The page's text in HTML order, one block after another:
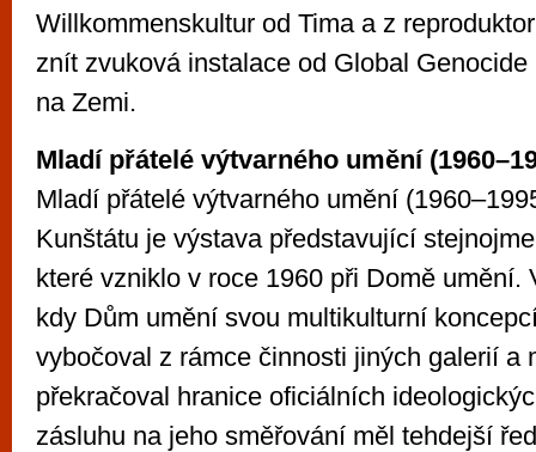
Willkommenskultur od Tima a z
znít zvuková instalace od Global
na Zemi.
Mladí přátelé výtvarného umění
Mladí přátelé výtvarného umění
Kunštátu je výstava představující
které vzniklo v roce 1960 při Domě umění.
kdy Dům umění svou multikulturní
vybočoval z rámce činnosti jiných galerií a
překračoval hranice oficiálních
zásluhu na jeho směřování měl tehdejší